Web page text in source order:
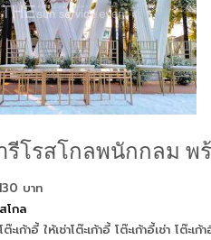
รีโรสโกลพนักกลม พ
บาท
โกล